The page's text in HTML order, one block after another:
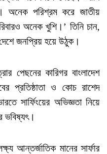
অনেক পরিশ্রম করে জাতীয়
অনেক খুশি।’ তিনি চান,
জনপ্রিয় হয়ে উঠুক।
পেছনের কারিগর বাংলাদেশ
প্রতিষ্ঠাতা ও কোচ রাশেদ
সার্ফিংয়ের অভিজ্ঞতা নিয়ে
ভবিষ্যৎ।
আন্তর্জাতিক মানের সার্ফার